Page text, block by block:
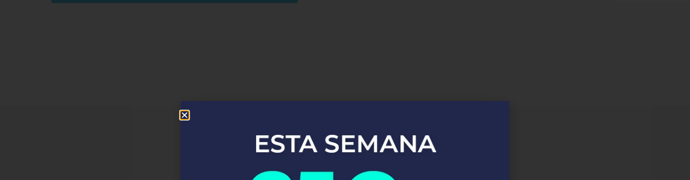
Nuestros Servicios